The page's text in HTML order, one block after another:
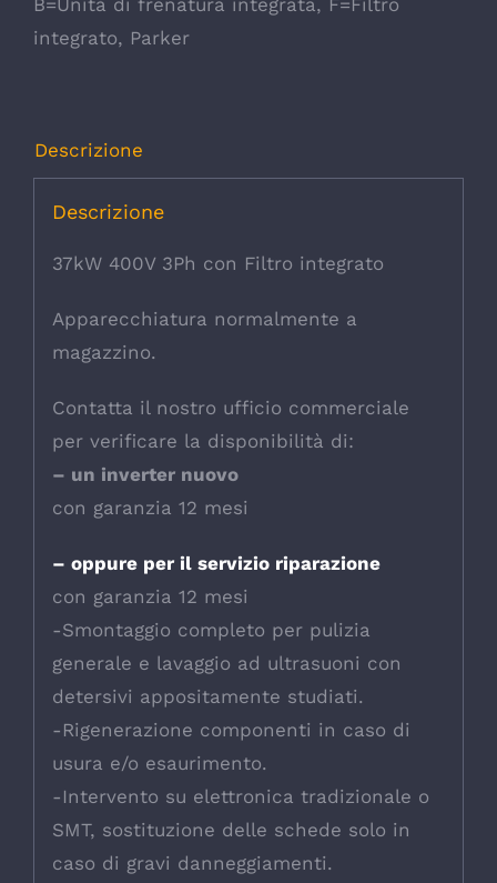
B=Unità di frenatura integrata, F=Filtro
integrato, Parker
Descrizione
Descrizione
37kW 400V 3Ph con Filtro integrato
Apparecchiatura normalmente a
magazzino.
Contatta il nostro ufficio commerciale
per verificare la disponibilità di:
– un inverter nuovo
con garanzia 12 mesi
– oppure per il servizio riparazione
con garanzia 12 mesi
-Smontaggio completo per pulizia
generale e lavaggio ad ultrasuoni con
detersivi appositamente studiati.
-Rigenerazione componenti in caso di
usura e/o esaurimento.
-Intervento su elettronica tradizionale o
SMT, sostituzione delle schede solo in
caso di gravi danneggiamenti.